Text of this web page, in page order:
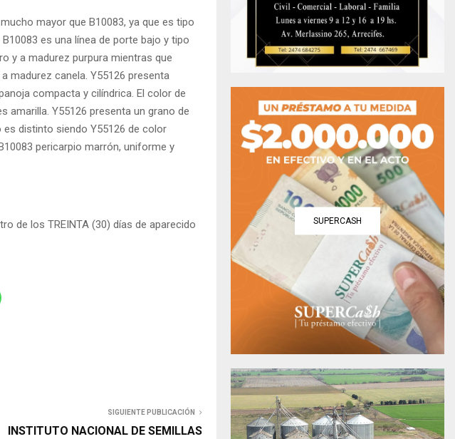
mayor que B10083, ya que es tipo
es una línea de porte bajo y tipo
y a madurez purpura mientras que
madurez canela. Y55126 presenta
compacta y cilíndrica. El color de
amarilla. Y55126 presenta un grano de
distinto siendo Y55126 de color
pericarpio marrón, uniforme y
de los TREINTA (30) días de aparecido
SIGUIENTE PUBLICACIÓN
INSTITUTO NACIONAL DE SEMILLAS
SUPERCASH